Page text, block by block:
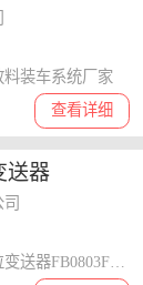
查看详细
装车系统厂家
送器
过载及抗干